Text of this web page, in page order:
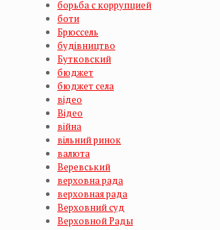
борьба с коррупцией
боти
Брюссель
будівництво
Бутковский
бюджет
бюджет села
відео
Відео
війна
вільний ринок
валюта
Веревський
верховна рада
верховная рада
Верховний суд
Верховной Рады